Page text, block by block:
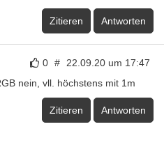
Zitieren Antworten
0 # 22.09.20 um 17:47
nein, vll. höchstens mit 1m
Zitieren Antworten